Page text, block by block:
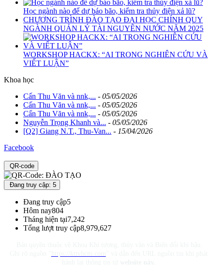
Học ngành nào để dự báo bão, kiểm tra thủy điện xả lũ?
CHƯƠNG TRÌNH ĐÀO TẠO ĐẠI HỌC CHÍNH QUY
NGÀNH QUẢN LÝ TÀI NGUYÊN NƯỚC NĂM 2025
WORKSHOP HACKX: “AI TRONG NGHIÊN CỨU VÀ
VIẾT LUẬN”
Khoa học
Cấn Thu Văn và nnk,... - 05/05/2026
Cấn Thu Văn và nnk,... - 05/05/2026
Cấn Thu Văn và nnk,... - 05/05/2026
Nguyễn Trọng Khanh và... - 05/05/2026
[Q2] Giang N.T., Thu-Van... - 15/04/2026
Facebook
QR-code
Đang truy cập: 5
Đang truy cập5
Hôm nay804
Tháng hiện tại7,242
Tổng lượt truy cập8,979,627